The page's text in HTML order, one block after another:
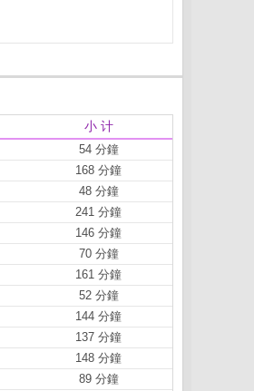
小 计
54 分鐘
168 分鐘
48 分鐘
241 分鐘
146 分鐘
70 分鐘
161 分鐘
52 分鐘
144 分鐘
137 分鐘
148 分鐘
89 分鐘